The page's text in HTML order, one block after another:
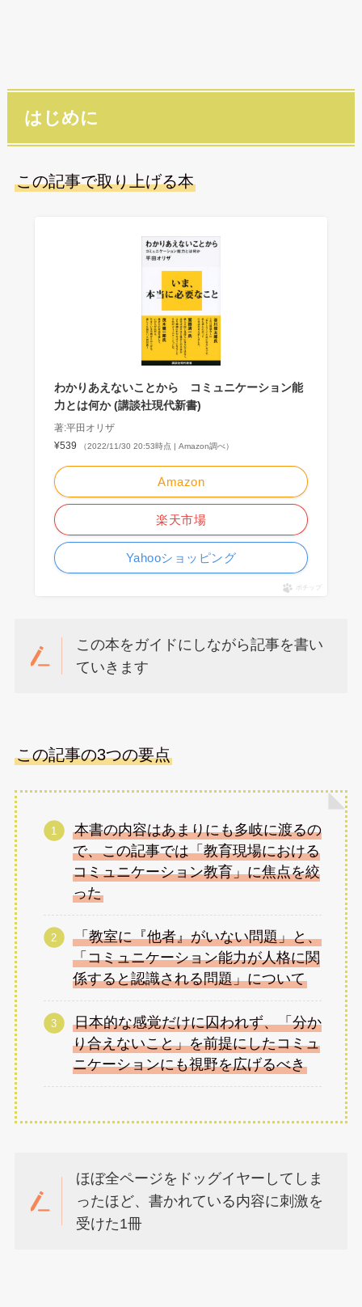
はじめに
この記事で取り上げる本
わかりあえないことから コミュニケーション能
力とは何か (講談社現代新書)
著:平田オリザ
¥539
（2022/11/30 20:53時点 | Amazon調べ）
Amazon
楽天市場
Yahooショッピング
ポチップ
この本をガイドにしながら記事を書い
ていきます
この記事の3つの要点
本書の内容はあまりにも多岐に渡るの
で、この記事では「教育現場における
コミュニケーション教育」に焦点を絞
った
「教室に『他者』がいない問題」と、
「コミュニケーション能力が人格に関
係すると認識される問題」について
日本的な感覚だけに囚われず、「分か
り合えないこと」を前提にしたコミュ
ニケーションにも視野を広げるべき
ほぼ全ページをドッグイヤーしてしま
ったほど、書かれている内容に刺激を
受けた1冊